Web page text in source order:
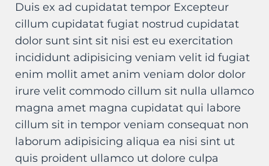
Duis ex ad cupidatat tempor Excepteur
cillum cupidatat fugiat nostrud cupidatat
dolor sunt sint sit nisi est eu exercitation
incididunt adipisicing veniam velit id fugiat
enim mollit amet anim veniam dolor dolor
irure velit commodo cillum sit nulla ullamco
magna amet magna cupidatat qui labore
cillum sit in tempor veniam consequat non
laborum adipisicing aliqua ea nisi sint ut
quis proident ullamco ut dolore culpa